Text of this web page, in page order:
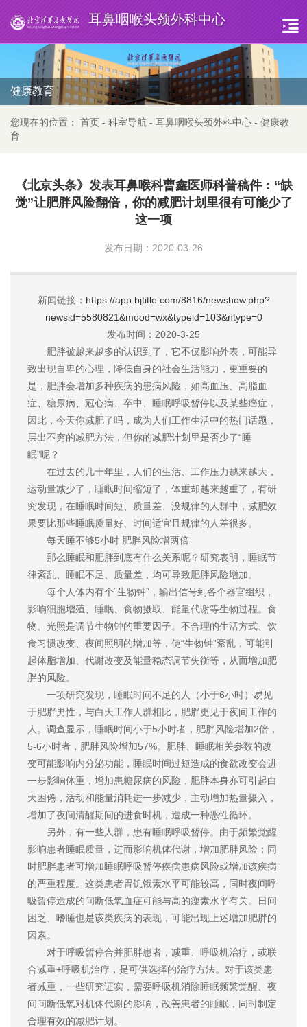
耳鼻咽喉头颈外科中心
健康教育
您现在的位置： 首页 - 科室导航 - 耳鼻咽喉头颈外科中心 - 健康教
育
《北京头条》发表耳鼻喉科曹鑫医师科普稿件：“缺
觉”让肥胖风险翻倍，你的减肥计划里很有可能少了
这一项
发布日期：2020-03-26
新闻链接： https://app.bjtitle.com/8816/newshow.php?
newsid=5580821&mood=wx&typeid=103&ntype=0
发布时间：2020-3-25
肥胖被越来越多的认识到了，它不仅影响外表，可能导
致出现自卑的心理，降低自身的社会生活能力，更重要的
是，肥胖会增加多种疾病的患病风险，如高血压、高脂血
症、糖尿病、冠心病、卒中、睡眠呼吸暂停以及某些癌症，
因此，今天你减肥了吗，成为人们工作生活中的热门话题，
层出不穷的减肥方法，但你的减肥计划里是否少了“睡
眠”呢？
在过去的几十年里，人们的生活、工作压力越来越大，
运动量减少了，睡眠时间缩短了，体重却越来越重了，有研
究发现，在睡眠时间短、质量差、没规律的人群中，减肥效
果要比那些睡眠质量好、时间适宜且规律的人差很多。
每天睡不够5小时 肥胖风险增两倍
那么睡眠和肥胖到底有什么关系呢？研究表明，睡眠节
律紊乱、睡眠不足、质量差，均可导致肥胖风险增加。
每个人体内有个“生物钟”，输出信号到各个器官组织，
影响细胞增殖、睡眠、食物摄取、能量代谢等生物过程。食
物、光照是调节生物钟的重要因子。不合理的生活方式、饮
食习惯改变、夜间照明的增加等，使“生物钟”紊乱，可能引
起体脂增加、代谢改变及能量稳态调节失衡等，从而增加肥
胖的风险。
一项研究发现，睡眠时间不足的人（小于6小时）易见
于肥胖男性，与白天工作人群相比，肥胖更见于夜间工作的
人。调查显示，睡眠时间小于5小时者，肥胖风险增加2倍，
5-6小时者，肥胖风险增加57%。肥胖、睡眠相关参数的改
变可能影响内分泌功能，睡眠时间过短造成的食欲改变会进
一步影响体重，增加患糖尿病的风险，肥胖本身亦可引起白
天困倦，活动和能量消耗进一步减少，主动增加热量摄入，
增加了夜间清醒期间的进食时机，造成一种恶性循环。
另外，有一些人群，患有睡眠呼吸暂停。由于频繁觉醒
影响患者睡眠质量，进而影响机体代谢，增加肥胖风险；同
时肥胖患者可增加睡眠呼吸暂停疾病患病风险或增加该疾病
的严重程度。这类患者胃饥饿素水平可能较高，同时夜间呼
吸暂停造成的间断低氧血症可能与高的瘦素水平有关。日间
困乏、嗜睡也是该类疾病的表现，可能出现上述增加肥胖的
因素。
对于呼吸暂停合并肥胖患者，减重、呼吸机治疗，或联
合减重+呼吸机治疗，是可供选择的治疗方法。对于该类患
者减重，一些研究证实，需要呼吸机消除睡眠频繁觉醒、夜
间间断低氧对机体代谢的影响，改善患者的睡眠，同时制定
合理有效的减肥计划。